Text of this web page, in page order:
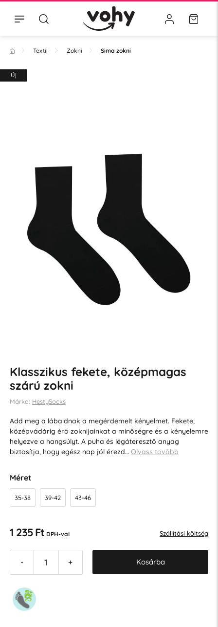
Textil Zokni Sima zokni
Klasszikus fekete, középmagas
szárú zokni
Márka: HestySocks
Add meg a lábaidnak a megérdemelt kényelmet. Fekete,
középvádárig érő zoknijainkat a minőségre és a kényelemre
helyezve a hangsúlyt. A puha és légáteresztő anyag
biztosítja, hogy egész nap jól érezd… Olvass tovább
Méret
35-38 39-42 43-46
1 235 Ft DPH-val Szállítási költség
- + Kosárba
Új